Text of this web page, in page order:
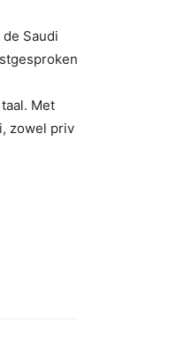
Saudi
Met
zowel priv